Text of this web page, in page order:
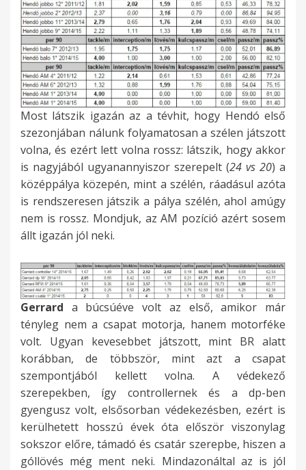
Most látszik igazán az a tévhit, hogy Hendó első
szezonjában nálunk folyamatosan a szélen játszott
volna, és ezért lett volna rossz: látszik, hogy akkor
is nagyjából ugyanannyiszor szerepelt (24 vs 20) a
középpálya közepén, mint a szélén, ráadásul azóta
is rendszeresen játszik a pálya szélén, ahol amúgy
nem is rossz. Mondjuk, az AM pozíció azért sosem
állt igazán jól neki.
Gerrard a búcsúéve volt az első, amikor már
tényleg nem a csapat motorja, hanem motorféke
volt. Ugyan kevesebbet játszott, mint BR alatt
korábban, de többször, mint azt a csapat
szempontjából kellett volna. A védekező
szerepekben, így controllernek és a dp-ben
gyengusz volt, elsősorban védekezésben, ezért is
kerülhetett hosszú évek óta először viszonylag
sokszor előre, támadó és csatár szerepbe, hiszen a
góllövés még ment neki. Mindazonáltal az is jól